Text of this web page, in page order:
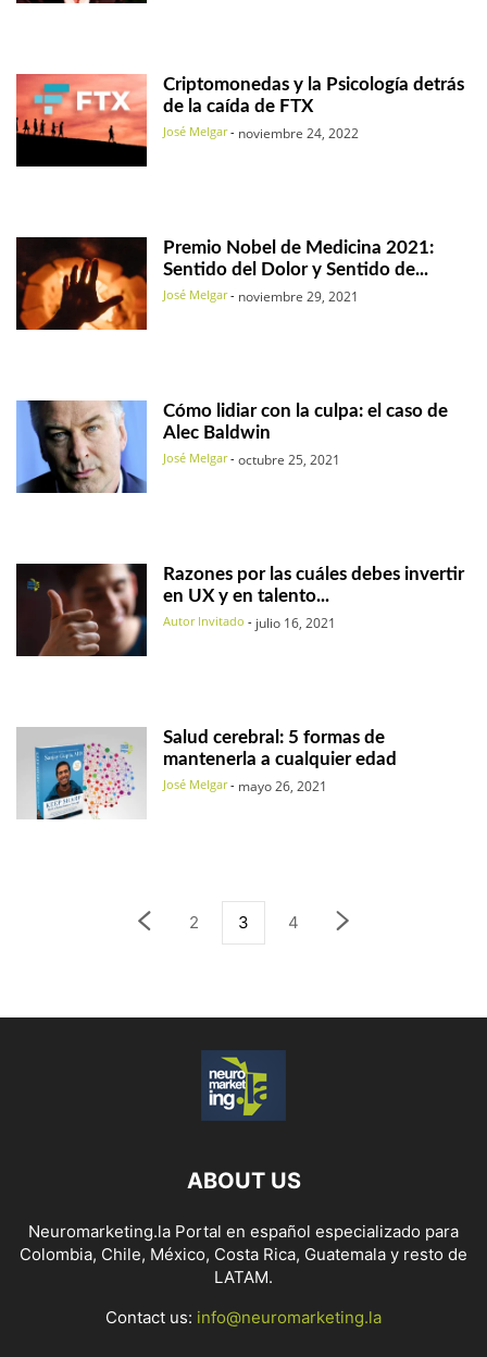
Criptomonedas y la Psicología detrás
de la caída de FTX
José Melgar - noviembre 24, 2022
Premio Nobel de Medicina 2021:
Sentido del Dolor y Sentido de...
José Melgar - noviembre 29, 2021
Cómo lidiar con la culpa: el caso de
Alec Baldwin
José Melgar - octubre 25, 2021
Razones por las cuáles debes invertir
en UX y en talento...
Autor Invitado - julio 16, 2021
Salud cerebral: 5 formas de
mantenerla a cualquier edad
José Melgar - mayo 26, 2021
2 3 4
ABOUT US
Neuromarketing.la Portal en español especializado para
Colombia, Chile, México, Costa Rica, Guatemala y resto de
LATAM.
Contact us: info@neuromarketing.la